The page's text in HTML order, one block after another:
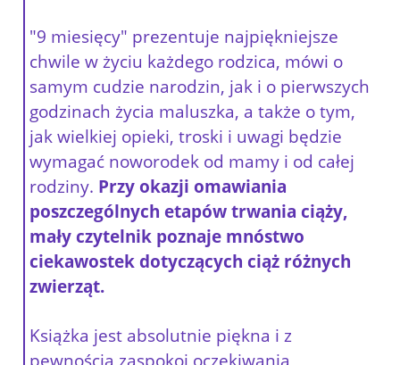
"9 miesięcy" prezentuje najpiękniejsze
chwile w życiu każdego rodzica, mówi o
samym cudzie narodzin, jak i o pierwszych
godzinach życia maluszka, a także o tym,
jak wielkiej opieki, troski i uwagi będzie
wymagać noworodek od mamy i od całej
rodziny. Przy okazji omawiania
poszczególnych etapów trwania ciąży,
mały czytelnik poznaje mnóstwo
ciekawostek dotyczących ciąż różnych
zwierząt.
Książka jest absolutnie piękna i z
pewnością zaspokoi oczekiwania